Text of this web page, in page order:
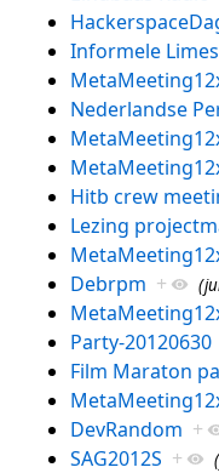
Informele
Nederlandse
Hitb crew
Lezing
Debrpm +
Party-20120630
Film Maraton
DevRandom +
SAG2012S +